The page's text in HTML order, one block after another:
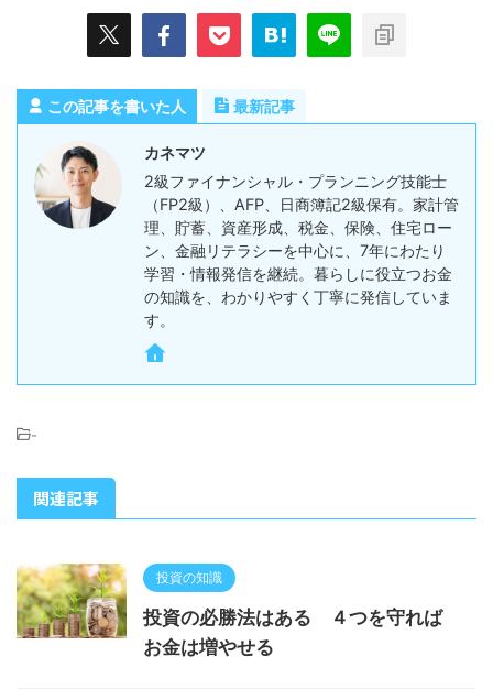
この記事を書いた人 最新記事
カネマツ
2級ファイナンシャル・プランニング技能士
（FP2級）、AFP、日商簿記2級保有。家計管
理、貯蓄、資産形成、税金、保険、住宅ロー
ン、金融リテラシーを中心に、7年にわたり
学習・情報発信を継続。暮らしに役立つお金
の知識を、わかりやすく丁寧に発信していま
す。
-
関連記事
投資の知識
投資の必勝法はある ４つを守れば
お金は増やせる